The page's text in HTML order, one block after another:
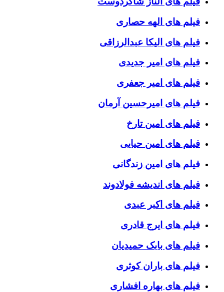
فیلم های الهه حصاری
فیلم های الیکا عبدالرزاقی
فیلم های امیر جدیدی
فیلم های امیر جعفری
فیلم های امیرحسین آرمان
فیلم های امین تارخ
فیلم های امین حیایی
فیلم های امین زندگانی
فیلم های اندیشه فولادوند
فیلم های اکبر عبدی
فیلم های ایرج قادری
فیلم های بابک حمیدیان
فیلم های باران کوثری
فیلم های بهاره افشاری